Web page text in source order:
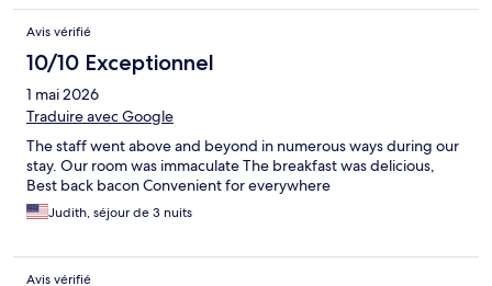
Avis vérifié
10/10 Exceptionnel
1 mai 2026
Traduire avec Google
The staff went above and beyond in numerous ways during our
stay. Our room was immaculate The breakfast was delicious,
Best back bacon Convenient for everywhere
Judith, séjour de 3 nuits
Avis vérifié